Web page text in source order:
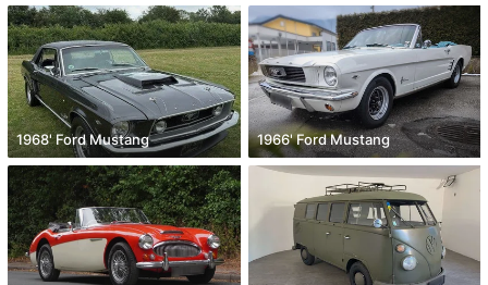
1968' Ford Mustang 1966' Ford Mustang